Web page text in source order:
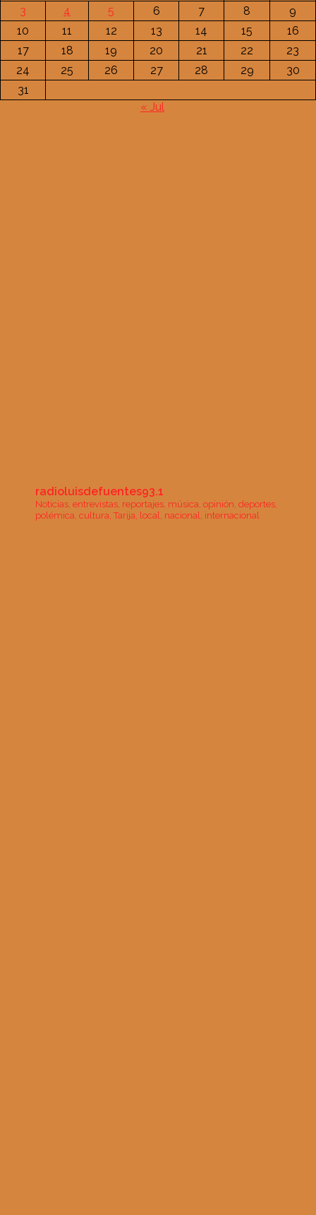
3
4 5 6 7 8
9
10
11 12 13 14 15
16
17
18 19 20 21 22
23
24
25 26 27 28 29
30
31
« Jul
radioluisdefuentes93.1
Noticias, entrevistas, reportajes, música, opinión, deportes,
polémica, cultura, Tarija, local, nacional, internacional